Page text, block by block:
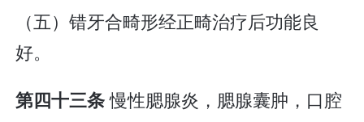
（五）错牙合畸形经正畸治疗后功能良
好。
第四十三条慢性腮腺炎，腮腺囊肿，口腔